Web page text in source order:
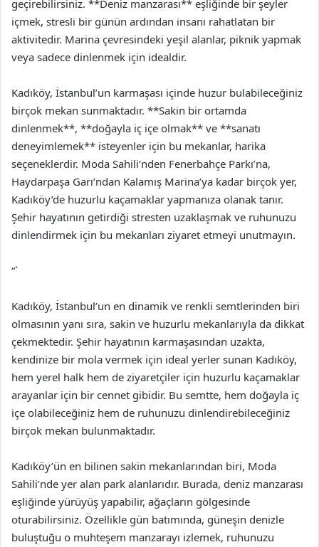
geçirebilirsiniz. **Deniz manzarası** eşliğinde bir şeyler
içmek, stresli bir günün ardından insanı rahatlatan bir
aktivitedir. Marina çevresindeki yeşil alanlar, piknik yapmak
veya sadece dinlenmek için idealdir.
Kadıköy, İstanbul’un karmaşası içinde huzur bulabileceğiniz
birçok mekan sunmaktadır. **Sakin bir ortamda
dinlenmek**, **doğayla iç içe olmak** ve **sanatı
deneyimlemek** isteyenler için bu mekanlar, harika
seçeneklerdir. Moda Sahili’nden Fenerbahçe Parkı’na,
Haydarpaşa Garı’ndan Kalamış Marina’ya kadar birçok yer,
Kadıköy’de huzurlu kaçamaklar yapmanıza olanak tanır.
Şehir hayatının getirdiği stresten uzaklaşmak ve ruhunuzu
dinlendirmek için bu mekanları ziyaret etmeyi unutmayın.
“`
Kadıköy, İstanbul’un en dinamik ve renkli semtlerinden biri
olmasının yanı sıra, sakin ve huzurlu mekanlarıyla da dikkat
çekmektedir. Şehir hayatının karmaşasından uzakta,
kendinize bir mola vermek için ideal yerler sunan Kadıköy,
hem yerel halk hem de ziyaretçiler için huzurlu kaçamaklar
arayanlar için bir cennet gibidir. Bu semtte, hem doğayla iç
içe olabileceğiniz hem de ruhunuzu dinlendirebileceğiniz
birçok mekan bulunmaktadır.
Kadıköy’ün en bilinen sakin mekanlarından biri, Moda
Sahili’nde yer alan park alanlarıdır. Burada, deniz manzarası
eşliğinde yürüyüş yapabilir, ağaçların gölgesinde
oturabilirsiniz. Özellikle gün batımında, güneşin denizle
buluştuğu o muhteşem manzarayı izlemek, ruhunuzu